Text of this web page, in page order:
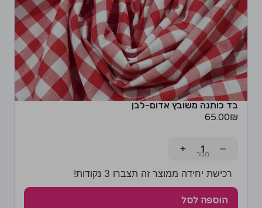
בד כותנה משובץ אדום-לבן
65.00₪
−
+
רכישת יחידה ממוצר זה תצברו 3 נקודות!
הוספה לסל